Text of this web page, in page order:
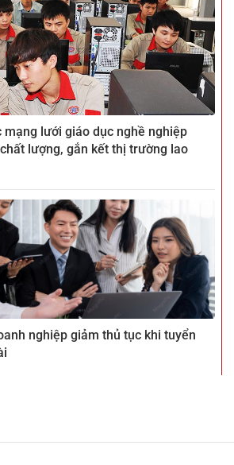
mạng lưới giáo dục nghề nghiệp
lượng, gắn kết thị trường lao
nghiệp giảm thủ tục khi tuyển